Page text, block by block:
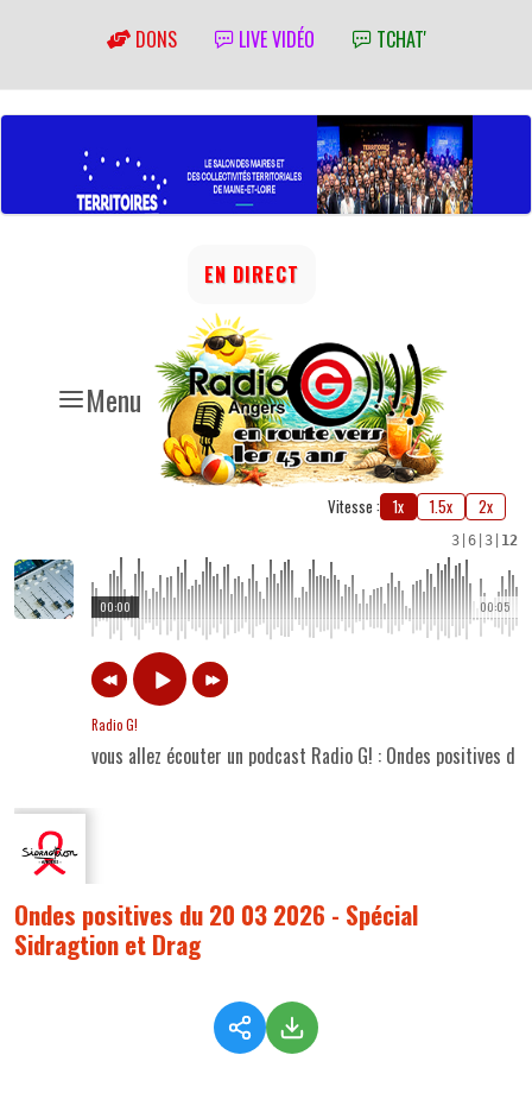
DONS LIVE VIDÉO TCHAT'
Menu
EN DIRECT
Vitesse : 1x 1.5x 2x
3 6 3 12
00:05
00:00
Radio G!
vous allez écouter un podcast Radio G! : Ondes positives
Ondes positives du 20 03 2026 - Spécial
Sidragtion et Drag